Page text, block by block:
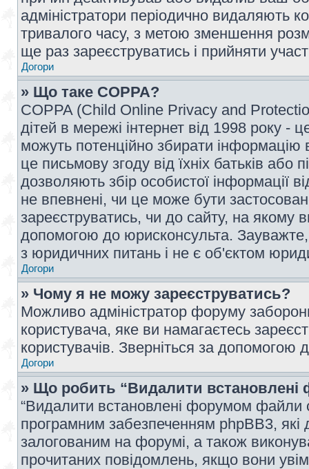
адміністратори періодично видаляють
тривалого часу, з метою зменшення
ще раз зареєструватись і прийняти
Догори
» Що таке COPPA?
COPPA (Child Online Privacy and
дітей в мережі інтернет від 1998 року -
можуть потенційно збирати інформацію
це письмову згоду від їхніх батьків або
дозволяють збір особистої інформації
не впевнені, чи це може бути
зареєструватись, чи до сайту, на якому
допомогою до юрисконсульта.
з юридичних питань і не є об'єктом
Догори
» Чому я не можу зареєструватись?
Можливо адміністратор форуму
користувача, яке ви намагаєтесь
користувачів. Зверніться за допомогою
Догори
» Що робить “Видалити
“Видалити встановлені форумом файли
програмним забезпеченням phpBB3,
залогованим на форумі, а також
прочитаних повідомлень, якщо вони